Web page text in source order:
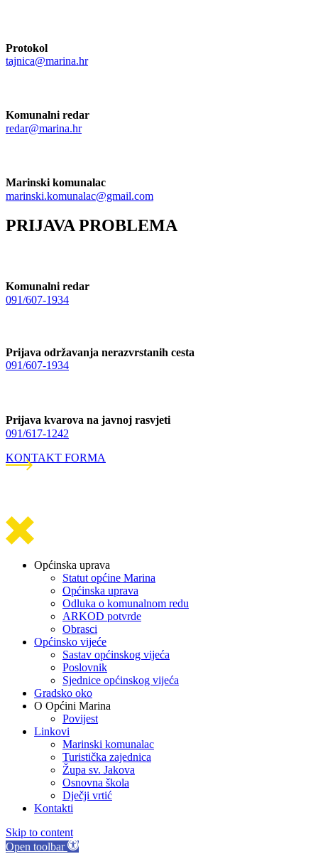
Protokol
tajnica@marina.hr
Komunalni redar
redar@marina.hr
Marinski komunalac
marinski.komunalac@gmail.com
PRIJAVA PROBLEMA
Komunalni redar
091/607-1934
Prijava održavanja nerazvrstanih cesta
091/607-1934
Prijava kvarova na javnoj rasvjeti
091/617-1242
KONTAKT FORMA
Općinska uprava
Statut općine Marina
Općinska uprava
Odluka o komunalnom redu
ARKOD potvrde
Obrasci
Općinsko vijeće
Sastav općinskog vijeća
Poslovnik
Sjednice općinskog vijeća
Gradsko oko
O Općini Marina
Povijest
Linkovi
Marinski komunalac
Turistička zajednica
Župa sv. Jakova
Osnovna škola
Dječji vrtić
Kontakti
Skip to content
Open toolbar